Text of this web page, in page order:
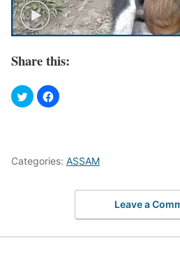
Share this:
Categories: ASSAM
Leave a